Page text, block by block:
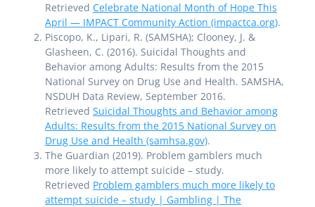
Retrieved Celebrate National Month of Hope This
April — IMPACT Community Action (impactca.org).
Piscopo, K., Lipari, R. (SAMSHA); Clooney, J. &
Glasheen, C. (2016). Suicidal Thoughts and
Behavior among Adults: Results from the 2015
National Survey on Drug Use and Health. SAMSHA,
NSDUH Data Review, September 2016.
Retrieved Suicidal Thoughts and Behavior among
Adults: Results from the 2015 National Survey on
Drug Use and Health (samhsa.gov).
The Guardian (2019). Problem gamblers much
more likely to attempt suicide – study.
Retrieved Problem gamblers much more likely to
attempt suicide – study | Gambling | The